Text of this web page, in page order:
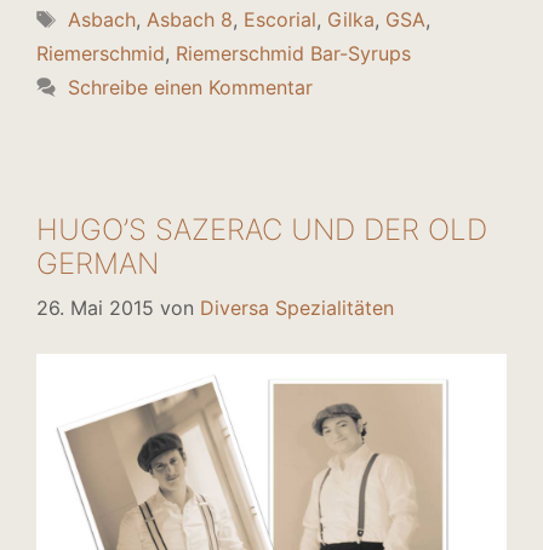
Schlagwörter
Asbach, Asbach 8, Escorial, Gilka, GSA,
Riemerschmid, Riemerschmid Bar-Syrups
Schreibe einen Kommentar
HUGO’S SAZERAC UND DER OLD
GERMAN
26. Mai 2015 von Diversa Spezialitäten